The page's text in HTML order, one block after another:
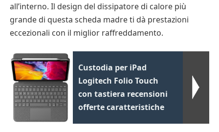
all’interno. Il design del dissipatore di calore più
grande di questa scheda madre ti dà prestazioni
eccezionali con il miglior raffreddamento.
Custodia per iPad
Logitech Folio Touch
con tastiera recensioni
offerte caratteristiche